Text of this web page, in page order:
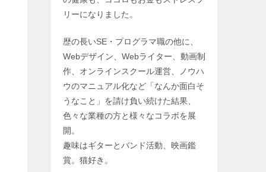
リーになりました。
歴の長いSE・プログラマ職の他に、
Webデザイン、Webライター、動画制
作、オンラインスクール運営、ノウハ
ウのマニュアル化など「なんか面白そ
うなこと」を請け負い続けた結果、
色々な業種の方と様々なコラボを展
開。
趣味はギターとバンド活動、映画鑑
賞。猫好き。